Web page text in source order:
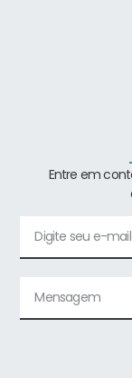
Entre em